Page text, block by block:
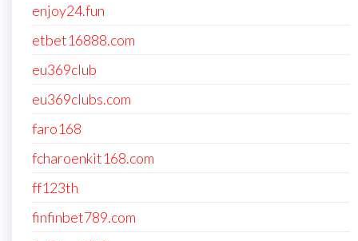
enjoy24.fun
etbet16888.com
eu369club
eu369clubs.com
faro168
fcharoenkit168.com
ff123th
finfinbet789.com